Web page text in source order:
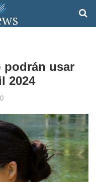
podrán usar
2024
0